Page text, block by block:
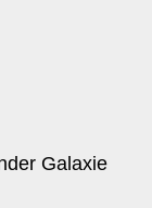
Galaxie